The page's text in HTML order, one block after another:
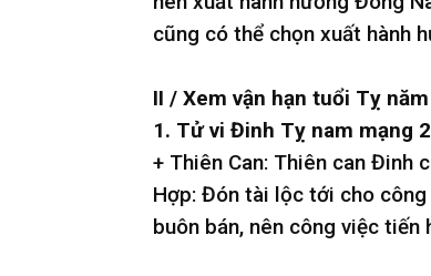
cũng có thể chọn xuất hành
II / Xem vận hạn tuổi Tỵ
1. Tử vi Đinh Tỵ nam mạng
+ Thiên Can: Thiên can Đinh
Hợp: Đón tài lộc tới cho công
buôn bán, nên công việc